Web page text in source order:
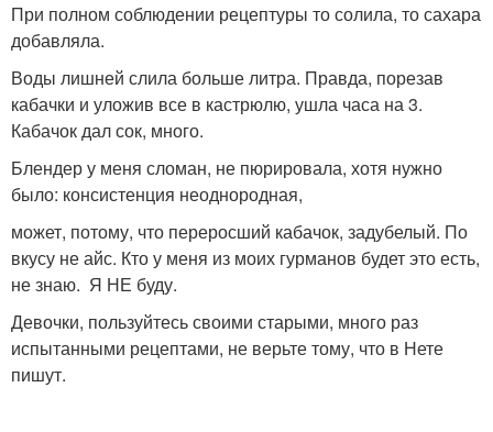
При полном соблюдении рецептуры то солила, то сахара
добавляла.
Воды лишней слила больше литра. Правда, порезав
кабачки и уложив все в кастрюлю, ушла часа на 3.
Кабачок дал сок, много.
Блендер у меня сломан, не пюрировала, хотя нужно
было: консистенция неоднородная,
может, потому, что переросший кабачок, задубелый. По
вкусу не айс. Кто у меня из моих гурманов будет это есть,
не знаю. Я НЕ буду.
Девочки, пользуйтесь своими старыми, много раз
испытанными рецептами, не верьте тому, что в Нете
пишут.